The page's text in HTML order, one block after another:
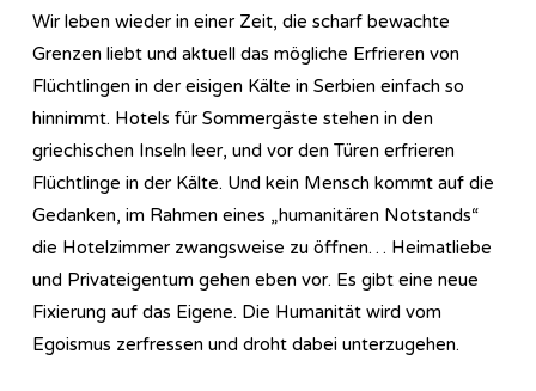
Wir leben wieder in einer Zeit, die scharf bewachte
Grenzen liebt und aktuell das mögliche Erfrieren von
Flüchtlingen in der eisigen Kälte in Serbien einfach so
hinnimmt. Hotels für Sommergäste stehen in den
griechischen Inseln leer, und vor den Türen erfrieren
Flüchtlinge in der Kälte. Und kein Mensch kommt auf die
Gedanken, im Rahmen eines „humanitären Notstands“
die Hotelzimmer zwangsweise zu öffnen… Heimatliebe
und Privateigentum gehen eben vor. Es gibt eine neue
Fixierung auf das Eigene. Die Humanität wird vom
Egoismus zerfressen und droht dabei unterzugehen.